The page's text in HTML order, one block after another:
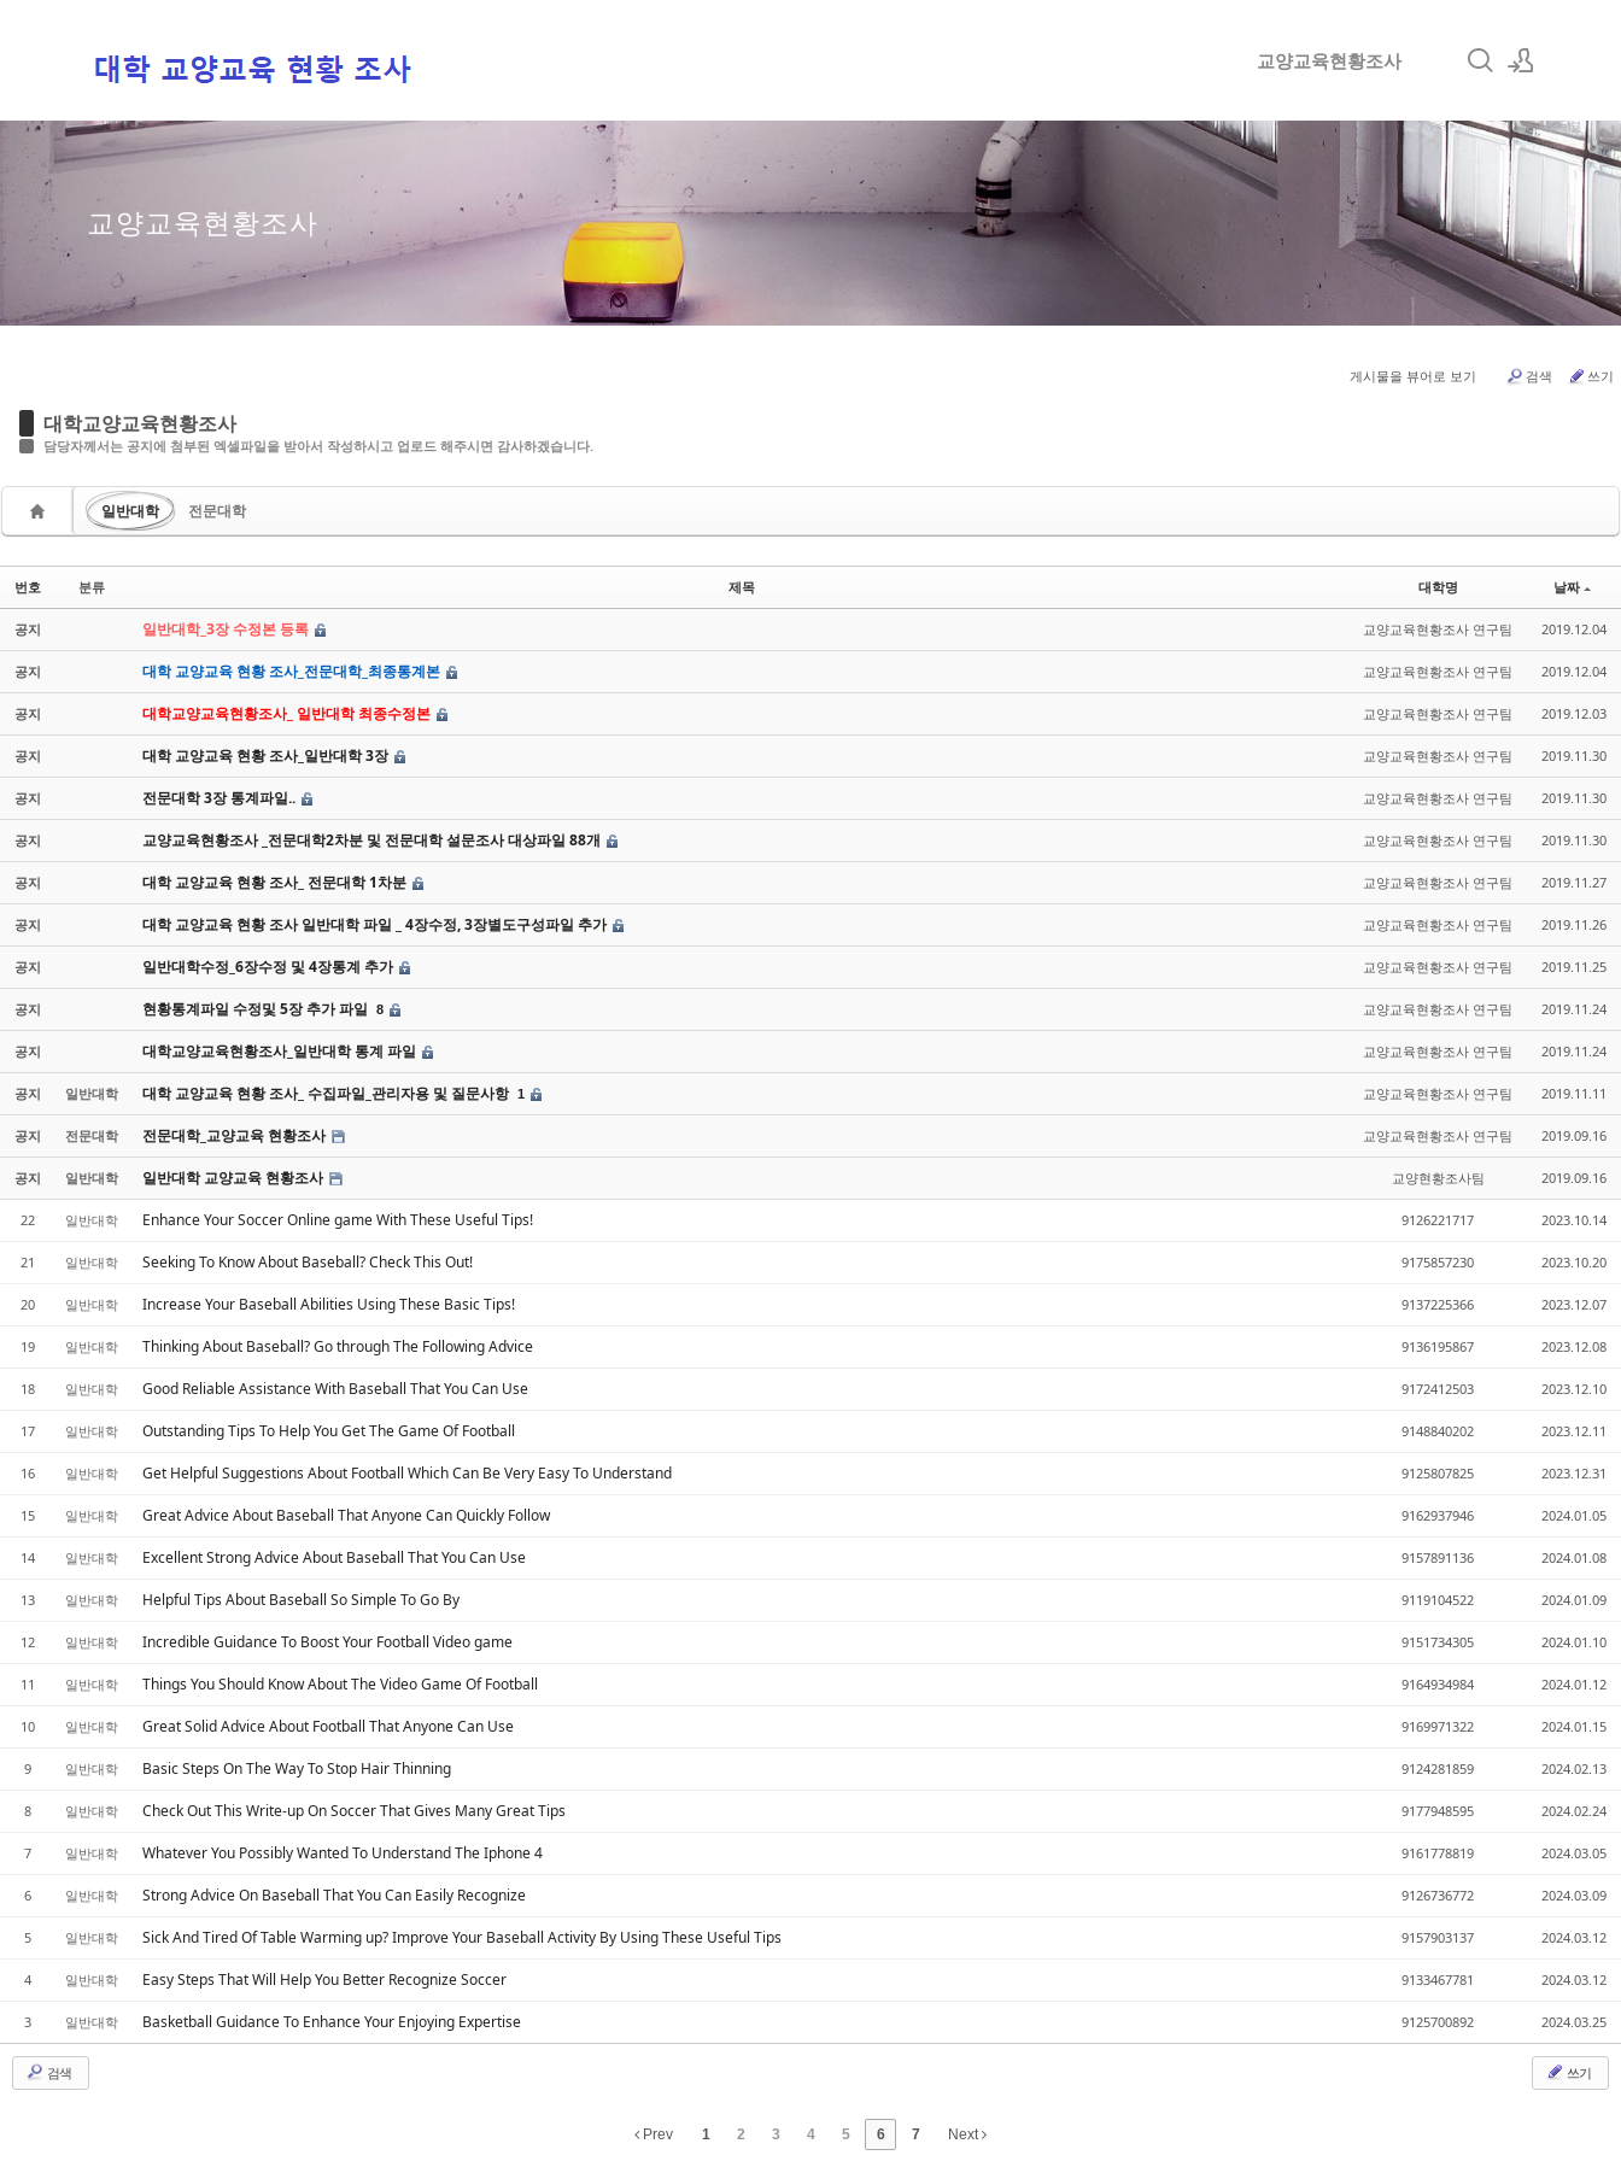
로그인
교양교육현황조사
교양교육현황조사
게시물을 뷰어로 보기 검색 쓰기
대학교양교육현황조사
담당자께서는 공지에 첨부된 엑셀파일을 받아서 작성하시고 업로드 해주시면 감사하겠습니다.
일반대학 전문대학
번호 분류 제목 대학명 날짜
공지 일반대학_3장 수정본 등록 교양교육현황조사 연구팀 2019.12.04
공지 대학 교양교육 현황 조사_전문대학_최종통계본 교양교육현황조사 연구팀 2019.12.04
공지 대학교양교육현황조사_ 일반대학 최종수정본 교양교육현황조사 연구팀 2019.12.03
공지 대학 교양교육 현황 조사_일반대학 3장 교양교육현황조사 연구팀 2019.11.30
공지 전문대학 3장 통계파일.. 교양교육현황조사 연구팀 2019.11.30
공지 교양교육현황조사 _전문대학2차분 및 전문대학 설문조사 대상파일 88개 교양교육현황조사 연구팀 2019.11.30
공지 대학 교양교육 현황 조사_ 전문대학 1차분 교양교육현황조사 연구팀 2019.11.27
공지 대학 교양교육 현황 조사 일반대학 파일 _ 4장수정, 3장별도구성파일 추가 교양교육현황조사 연구팀 2019.11.26
공지 일반대학수정_6장수정 및 4장통계 추가 교양교육현황조사 연구팀 2019.11.25
공지 현황통계파일 수정및 5장 추가 파일 8 교양교육현황조사 연구팀 2019.11.24
공지 대학교양교육현황조사_일반대학 통계 파일 교양교육현황조사 연구팀 2019.11.24
공지 일반대학 대학 교양교육 현황 조사_ 수집파일_관리자용 및 질문사항 1 교양교육현황조사 연구팀 2019.11.11
공지 전문대학 전문대학_교양교육 현황조사 교양교육현황조사 연구팀 2019.09.16
공지 일반대학 일반대학 교양교육 현황조사 교양현황조사팀 2019.09.16
22 일반대학 Enhance Your Soccer Online game With These Useful Tips! 9126221717 2023.10.14
21 일반대학 Seeking To Know About Baseball? Check This Out! 9175857230 2023.10.20
20 일반대학 Increase Your Baseball Abilities Using These Basic Tips! 9137225366 2023.12.07
19 일반대학 Thinking About Baseball? Go through The Following Advice 9136195867 2023.12.08
18 일반대학 Good Reliable Assistance With Baseball That You Can Use 9172412503 2023.12.10
17 일반대학 Outstanding Tips To Help You Get The Game Of Football 9148840202 2023.12.11
16 일반대학 Get Helpful Suggestions About Football Which Can Be Very Easy To Understand 9125807825 2023.12.31
15 일반대학 Great Advice About Baseball That Anyone Can Quickly Follow 9162937946 2024.01.05
14 일반대학 Excellent Strong Advice About Baseball That You Can Use 9157891136 2024.01.08
13 일반대학 Helpful Tips About Baseball So Simple To Go By 9119104522 2024.01.09
12 일반대학 Incredible Guidance To Boost Your Football Video game 9151734305 2024.01.10
11 일반대학 Things You Should Know About The Video Game Of Football 9164934984 2024.01.12
10 일반대학 Great Solid Advice About Football That Anyone Can Use 9169971322 2024.01.15
9 일반대학 Basic Steps On The Way To Stop Hair Thinning 9124281859 2024.02.13
8 일반대학 Check Out This Write-up On Soccer That Gives Many Great Tips 9177948595 2024.02.24
7 일반대학 Whatever You Possibly Wanted To Understand The Iphone 4 9161778819 2024.03.05
6 일반대학 Strong Advice On Baseball That You Can Easily Recognize 9126736772 2024.03.09
5 일반대학 Sick And Tired Of Table Warming up? Improve Your Baseball Activity By Using These Useful Tips 9157903137 2024.03.12
4 일반대학 Easy Steps That Will Help You Better Recognize Soccer 9133467781 2024.03.12
3 일반대학 Basketball Guidance To Enhance Your Enjoying Expertise 9125700892 2024.03.25
검색 쓰기
Prev 1 2 3 4 5 6 7 Next